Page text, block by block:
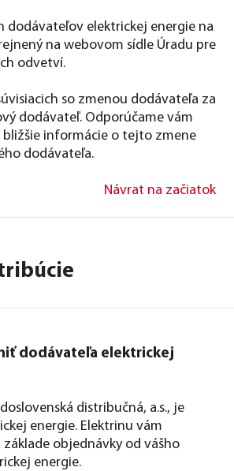
dodávateľov elektrickej energie na
na webovom sídle Úradu pre
odvetví.
so zmenou dodávateľa za
dodávateľ. Odporúčame vám
informácie o tejto zmene
dodávateľa.
Návrat na začiatok
dodávateľa elektrickej
distribučná, a.s., je
energie. Elektrinu vám
objednávky od vášho
energie.